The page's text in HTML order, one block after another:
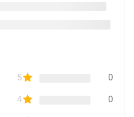
5 0
4 0